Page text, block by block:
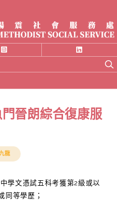
晉朗綜合復康服
九龍
學文憑試五科考獲第2級或以
同等學歷；